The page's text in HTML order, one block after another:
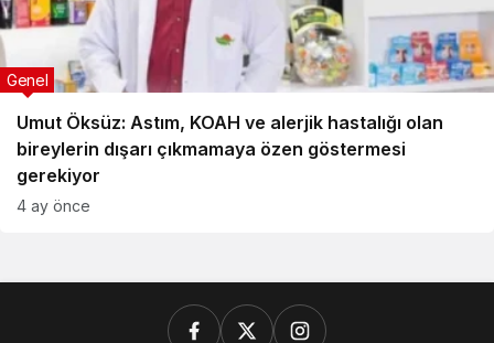
Umut Öksüz: Astım, KOAH ve alerjik hastalığı olan
bireylerin dışarı çıkmamaya özen göstermesi
gerekiyor
Genel
4 ay önce